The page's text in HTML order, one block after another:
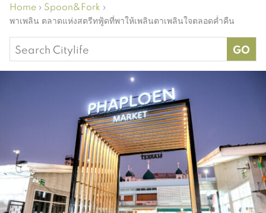
Home › Spoon&Fork ›
พาเพลิน ตลาดแห่งสตรีทฟู้ดที่พาให้เพลินตาเพลินใจตลอดค่ำคืน
Search
for: